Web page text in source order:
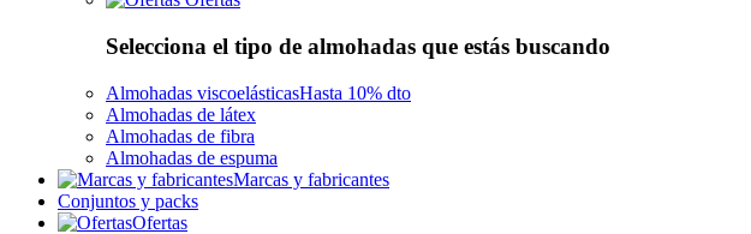
Selecciona el tipo de almohadas que estás buscando
Almohadas viscoelásticasHasta 10% dto
Almohadas de látex
Almohadas de fibra
Almohadas de espuma
Marcas y fabricantes
Conjuntos y packs
Ofertas